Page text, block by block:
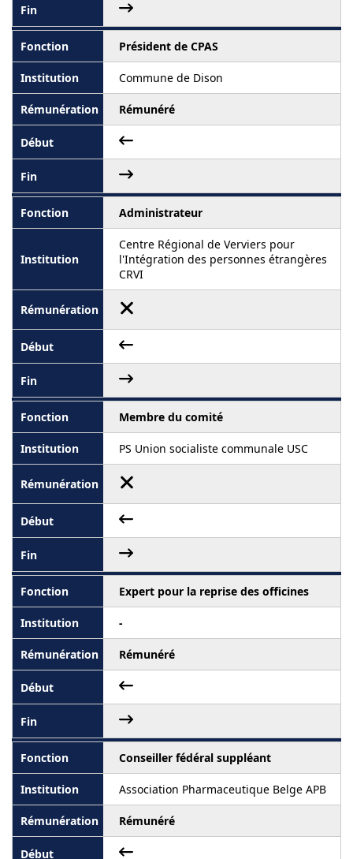
Président de CPAS
Commune de Dison
Rémunéré
Administrateur
Centre Régional de Verviers pour
l'Intégration des personnes étrangères
CRVI
Membre du comité
PS Union socialiste communale USC
Expert pour la reprise des officines
-
Rémunéré
Conseiller fédéral suppléant
Association Pharmaceutique Belge APB
Rémunéré